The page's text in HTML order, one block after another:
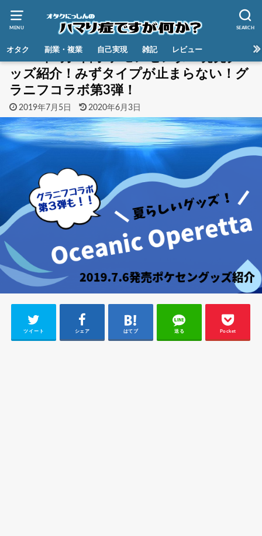
MENU SEARCH
オタク 副業・複業 自己実現 雑記 レビュー
ッズ紹介！みずタイプが止まらない！グ
ラニフコラボ第3弾！
2019年7月5日 2020年6月3日
ツイート シェア はてブ 送る Pocket